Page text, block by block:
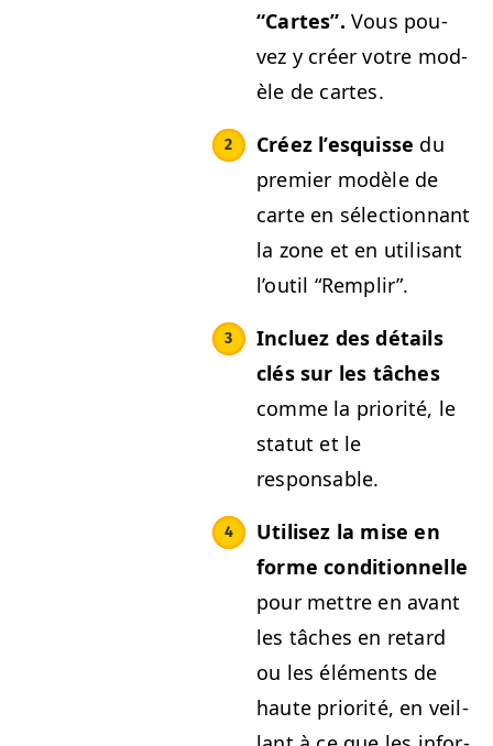
“Cartes”.Vous pou­
vez y créer votre mod­
èle de cartes.
Créez l’esquisse du
pre­mier mod­èle de
carte en sélec­tion­nant
la zone et en util­isant
l’outil “Rem­plir”.
Incluez des détails
clés sur les tâch­es
comme la pri­or­ité, le
statut et le
responsable.
Utilisez la mise en
forme con­di­tion­nelle
pour met­tre en avant
les tâch­es en retard
ou les élé­ments de
haute pri­or­ité, en veil­